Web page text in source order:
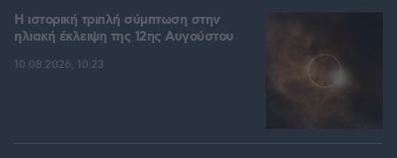
Η ιστορική τριπλή σύμπτωση στην
ηλιακή έκλειψη της 12ης Αυγούστου
10.08.2026, 10:23